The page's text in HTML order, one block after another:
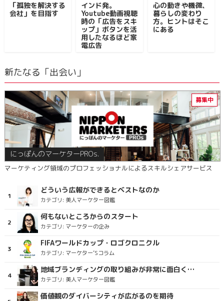
「孤独を解決する
会社」を目指す
インド発。
Youtube動画視聴
時の「広告をスキ
ップ」ボタンを活
用したなるほど家
電広告
心の動きや機微、
暮らしの変わり
方。ヒントはそこ
にある
新たなる「出会い」
にっぽんのマーケターPROs.
マーケティング領域のプロフェッショナルによるスキルシェアサービス
どういう広報ができるとベストなのか
カテゴリ: 美人マーケター図鑑
何もないところからのスタート
カテゴリ: マーケターの企み
FIFAワールドカップ・ロゴクロニクル
カテゴリ: マーケター’Sコラム
地域ブランディングの取り組みが非常に面白く注目しています
カテゴリ: 美人マーケター図鑑
価値観のダイバーシティが広がるのを期待